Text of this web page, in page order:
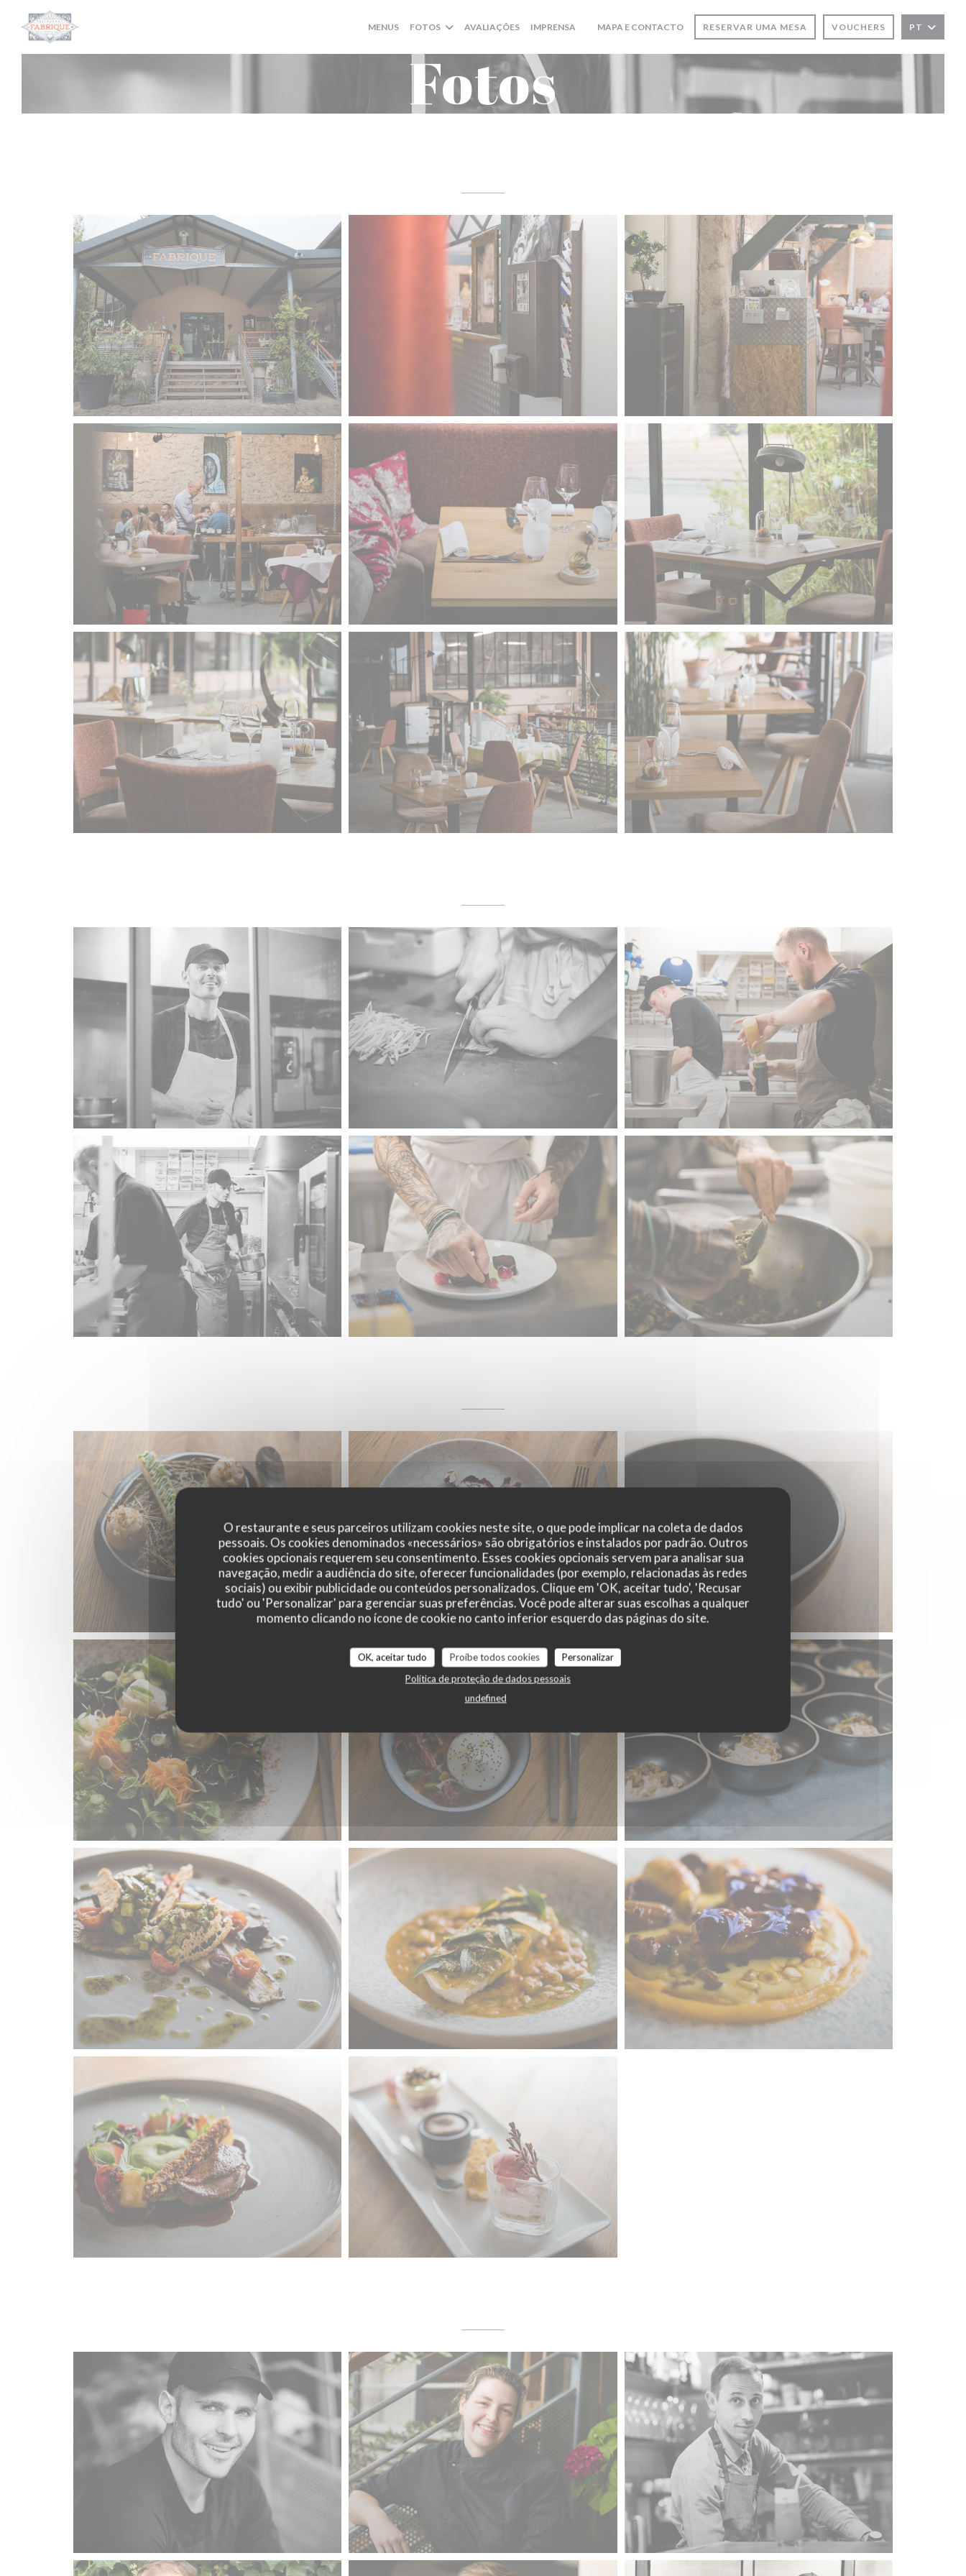
Painel de Gerenciamento de Cookies
O restaurante e seus parceiros utilizam cookies neste site, o que pode implicar na coleta de dados
pessoais. Os cookies denominados «necessários» são obrigatórios e instalados por padrão. Outros
cookies opcionais requerem seu consentimento. Esses cookies opcionais servem para analisar sua
navegação, medir a audiência do site, oferecer funcionalidades (por exemplo, relacionadas às redes
sociais) ou exibir publicidade ou conteúdos personalizados. Clique em 'OK, aceitar tudo', 'Recusar
tudo' ou 'Personalizar' para gerenciar suas preferências. Você pode alterar suas escolhas a qualquer
momento clicando no ícone de cookie no canto inferior esquerdo das páginas do site.
OK, aceitar tudo Proíbe todos cookies
Personalizar
Política de proteção de dados pessoais
undefined
MENUS FOTOS AVALIAÇÕES IMPRENSA
((ABRE NUMA NOVA JANELA))
MAPA E CONTACTO RESERVAR UMA MESA VOUCHERS PT
Fotos